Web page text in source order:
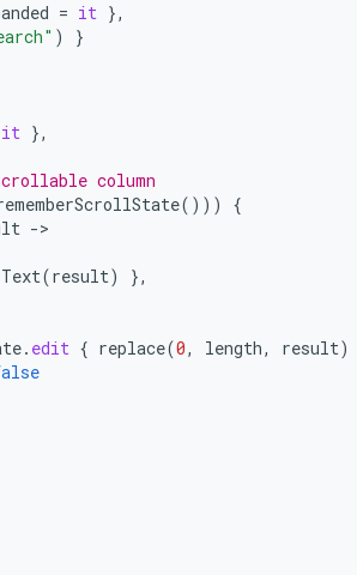
= it },
)
}
it },
column
()))
{
-
Text(result)
},
. edit { replace(0, length, result)